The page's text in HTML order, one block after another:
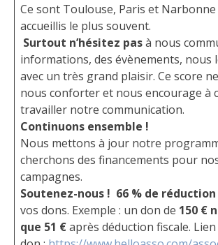
Ce sont Toulouse, Paris et
accueillis le plus souvent.
Surtout n’hésitez pasà nous
informations, des évènements, nous
avec un très grand plaisir. Ce score
nous conforter et nous encourage à
travailler notre communication.
Continuons ensemble !
Nous mettons à jour notre
cherchons des financements pour
campagnes.
Soutenez-nous ! 66 % de
vos dons. Exemple : un don de 150 €
que 51 €après déduction fiscale.